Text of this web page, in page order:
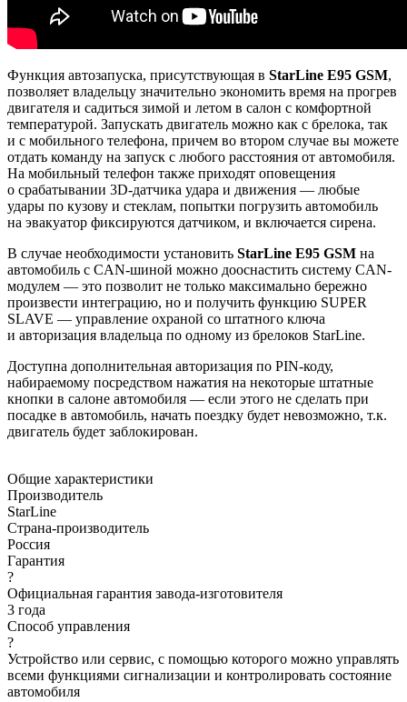
Функция автозапуска, присутствующая в StarLine E95 GSM,
позволяет владельцу значительно экономить время на прогрев
двигателя и садиться зимой и летом в салон с комфортной
температурой. Запускать двигатель можно как с брелока, так
и с мобильного телефона, причем во втором случае вы можете
отдать команду на запуск с любого расстояния от автомобиля.
На мобильный телефон также приходят оповещения
о срабатывании 3D-датчика удара и движения — любые
удары по кузову и стеклам, попытки погрузить автомобиль
на эвакуатор фиксируются датчиком, и включается сирена.
В случае необходимости установить StarLine E95 GSM на
автомобиль с CAN-шиной можно дооснастить систему CAN-
модулем — это позволит не только максимально бережно
произвести интеграцию, но и получить функцию SUPER
SLAVE — управление охраной со штатного ключа
и авторизация владельца по одному из брелоков StarLine.
Доступна дополнительная авторизация по PIN-коду,
набираемому посредством нажатия на некоторые штатные
кнопки в салоне автомобиля — если этого не сделать при
посадке в автомобиль, начать поездку будет невозможно, т.к.
двигатель будет заблокирован.
Общие характеристики
Производитель
StarLine
Страна-производитель
Россия
Гарантия
?
Официальная гарантия завода-изготовителя
3 года
Способ управления
?
Устройство или сервис, с помощью которого можно управлять
всеми функциями сигнализации и контролировать состояние
автомобиля